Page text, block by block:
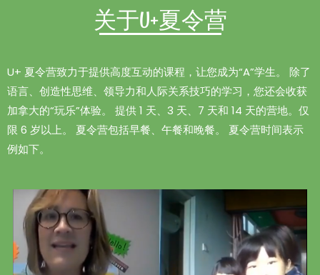
关于U+夏令营
U+ 夏令营致力于提供高度互动的课程，让您成为“A”学生。
除了
语言、 创造性思维、领导力和人际关系技巧的学习，您还会收获
加拿大的“玩乐”体验。 提供1 天、 3 天、 7 天和 14 天的营地。 仅
限6 岁以上。 夏令营包括早餐、午餐和晚餐。 夏令营时间表示
例如下。